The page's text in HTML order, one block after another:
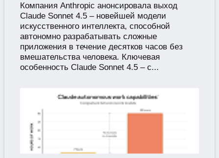
Компания Anthropic анонсировала выход
Claude Sonnet 4.5 – новейшей модели
искусственного интеллекта, способной
автономно разрабатывать сложные
приложения в течение десятков часов без
вмешательства человека. Ключевая
особенность Claude Sonnet 4.5 – с...